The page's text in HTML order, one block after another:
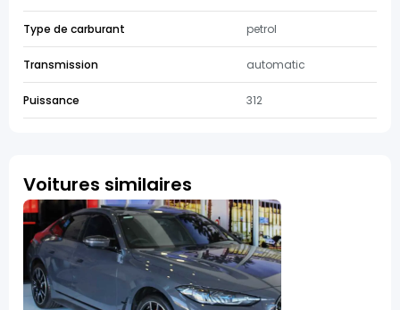
Type de carburant petrol
Transmission automatic
Puissance 312
Voitures similaires